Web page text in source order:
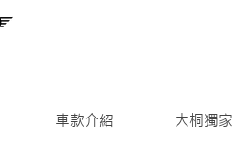
車款介紹 大桐獨家